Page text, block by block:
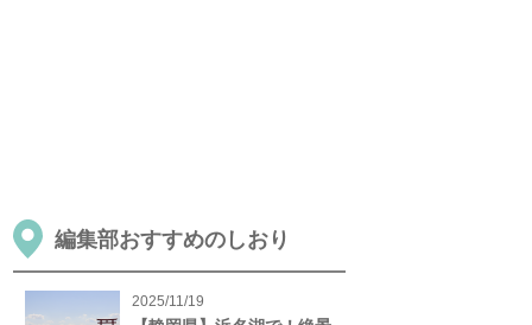
編集部おすすめのしおり
2025/11/19